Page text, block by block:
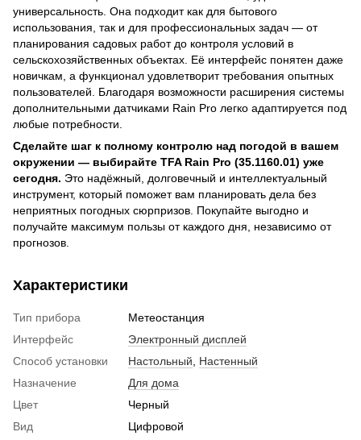
универсальность. Она подходит как для бытового
использования, так и для профессиональных задач — от
планирования садовых работ до контроля условий в
сельскохозяйственных объектах. Её интерфейс понятен даже
новичкам, а функционал удовлетворит требования опытных
пользователей. Благодаря возможности расширения системы
дополнительными датчиками Rain Pro легко адаптируется под
любые потребности.
Сделайте шаг к полному контролю над погодой в вашем
окружении — выбирайте TFA Rain Pro (35.1160.01) уже
сегодня. Это надёжный, долговечный и интеллектуальный
инструмент, который поможет вам планировать дела без
неприятных погодных сюрпризов. Покупайте выгодно и
получайте максимум пользы от каждого дня, независимо от
прогнозов.
Характеристики
Тип прибора
Метеостанция
Интерфейс
Электронный дисплей
Способ установки
Настольный
Настенный
Назначение
Для дома
Цвет
Черный
Вид
Цифровой